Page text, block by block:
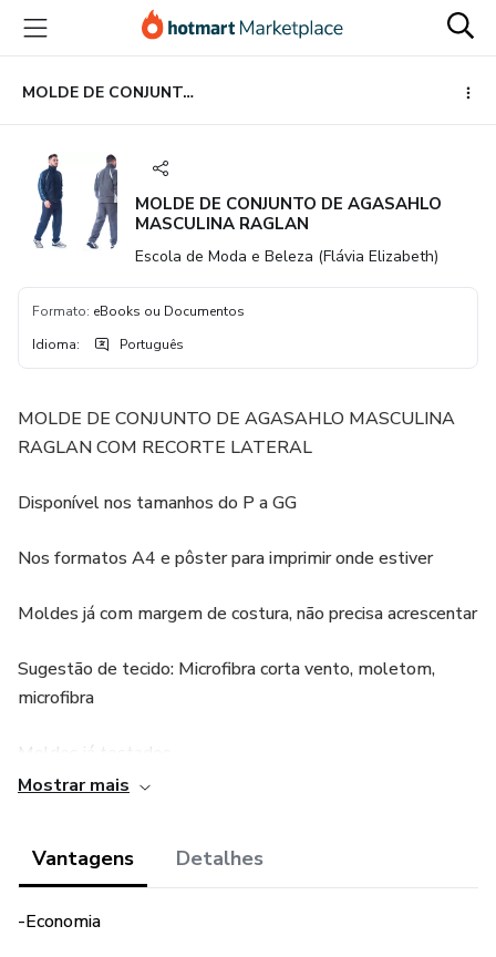
para
conteúdo
principal
para
pagamento
para
rodapé
MOLDE DE CONJUNTO DE AGASAHLO MASCULINA RAGLAN
MOLDE DE CONJUNTO DE AGASAHLO
MASCULINA RAGLAN
Escola de Moda e Beleza (Flávia Elizabeth)
Formato: eBooks ou Documentos
Idioma: Português
MOLDE DE CONJUNTO DE AGASAHLO MASCULINA
RAGLAN COM RECORTE LATERAL
Disponível nos tamanhos do P a GG
Nos formatos A4 e pôster para imprimir onde estiver
Moldes já com margem de costura, não precisa acrescentar
Sugestão de tecido: Microfibra corta vento, moletom,
microfibra
Moldes já testados
Mostrar mais
Vantagens Detalhes
-Economia